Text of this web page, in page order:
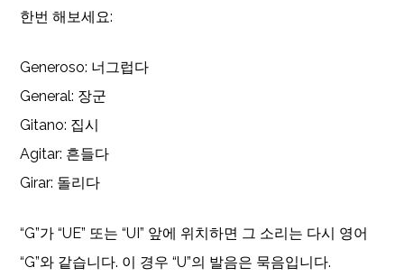
한번 해보세요:
Generoso: 너그럽다
General: 장군
Gitano: 집시
Agitar: 흔들다
Girar: 돌리다
“G”가 “UE” 또는 “UI” 앞에 위치하면 그 소리는 다시 영어
“G”와 같습니다. 이 경우 “U”의 발음은 묵음입니다.